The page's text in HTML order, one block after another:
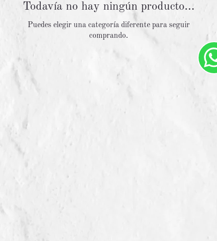
Todavía no hay ningún producto...
Puedes elegir una categoría diferente para seguir
comprando.